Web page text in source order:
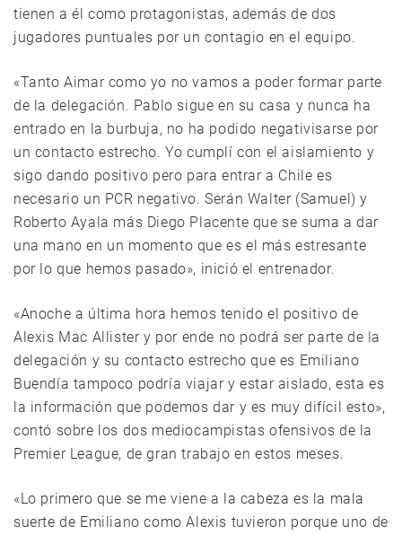
tienen a él como protagonistas, además de dos
jugadores puntuales por un contagio en el equipo.
«Tanto Aimar como yo no vamos a poder formar parte
de la delegación. Pablo sigue en su casa y nunca ha
entrado en la burbuja, no ha podido negativisarse por
un contacto estrecho. Yo cumplí con el aislamiento y
sigo dando positivo pero para entrar a Chile es
necesario un PCR negativo. Serán Walter (Samuel) y
Roberto Ayala más Diego Placente que se suma a dar
una mano en un momento que es el más estresante
por lo que hemos pasado», inició el entrenador.
«Anoche a última hora hemos tenido el positivo de
Alexis Mac Allister y por ende no podrá ser parte de la
delegación y su contacto estrecho que es Emiliano
Buendía tampoco podría viajar y estar aislado, esta es
la información que podemos dar y es muy difícil esto»,
contó sobre los dos mediocampistas ofensivos de la
Premier League, de gran trabajo en estos meses.
«Lo primero que se me viene a la cabeza es la mala
suerte de Emiliano como Alexis tuvieron porque uno de